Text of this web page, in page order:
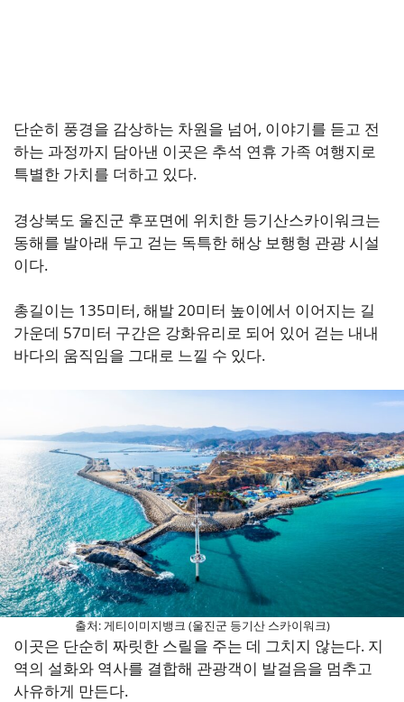
단순히 풍경을 감상하는 차원을 넘어, 이야기를 듣고 전
하는 과정까지 담아낸 이곳은 추석 연휴 가족 여행지로
특별한 가치를 더하고 있다.
경상북도 울진군 후포면에 위치한 등기산스카이워크는
동해를 발아래 두고 걷는 독특한 해상 보행형 관광 시설
이다.
총길이는 135미터, 해발 20미터 높이에서 이어지는 길
가운데 57미터 구간은 강화유리로 되어 있어 걷는 내내
바다의 움직임을 그대로 느낄 수 있다.
출처: 게티이미지뱅크 (울진군 등기산 스카이워크)
이곳은 단순히 짜릿한 스릴을 주는 데 그치지 않는다. 지
역의 설화와 역사를 결합해 관광객이 발걸음을 멈추고
사유하게 만든다.